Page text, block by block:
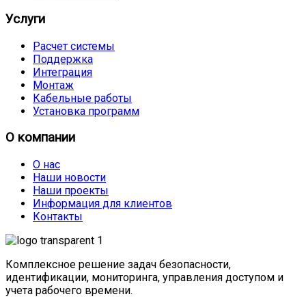
Услуги
Расчет системы
Поддержка
Интеграция
Монтаж
Кабельные работы
Установка программ
О компании
О нас
Наши новости
Наши проекты
Информация для клиентов
Контакты
Комплексное решение задач безопасности,
идентификации, мониторинга, управления доступом и
учета рабочего времени.